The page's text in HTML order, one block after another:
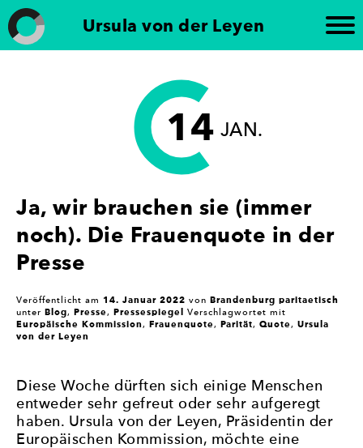
Weiter
zum
Inhalt
Förderung der politischen Gleichberechtigung von
Frauen in Brandenburg ein. Die Initiative
unterstützt die Beteiligung von Frauen an
politischen Prozessen und setzt sich für eine
paritätische Vertretung in politischen Gremien ein
stärkere Frauenbeteiligung in der Politik zu
erreichen.
Ursula von der Leyen
14 JAN.
Ja, wir brauchen sie (immer
noch). Die Frauenquote in der
Presse
Veröffentlicht am 14. Januar 2022 von Brandenburg paritaetisch
unter Blog, Presse, Pressespiegel Verschlagwortet mit
Europäische Kommission, Frauenquote, Parität, Quote, Ursula
von der Leyen
Diese Woche dürften sich einige Menschen
entweder sehr gefreut oder sehr aufgeregt
haben. Ursula von der Leyen, Präsidentin der
Europäischen Kommission, möchte eine